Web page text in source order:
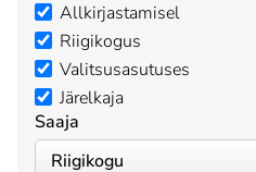
Allkirjastamisel
Riigikogus
Valitsusasutuses
Järelkaja
Saaja